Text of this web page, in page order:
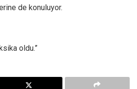
de konuluyor.
oldu.”